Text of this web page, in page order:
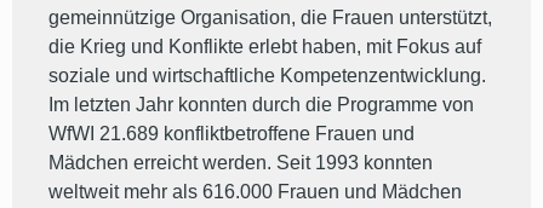
gemeinnützige Organisation, die Frauen unterstützt,
die Krieg und Konflikte erlebt haben, mit Fokus auf
soziale und wirtschaftliche Kompetenzentwicklung.
Im letzten Jahr konnten durch die Programme von
WfWI 21.689 konfliktbetroffene Frauen und
Mädchen erreicht werden. Seit 1993 konnten
weltweit mehr als 616.000 Frauen und Mädchen